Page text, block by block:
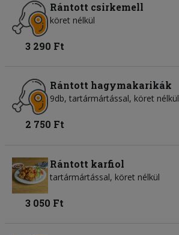
Rántott csirkemell
köret nélkül
3 290 Ft
Rántott hagymakarikák
9db, tartármártással, köret nélkül
2 750 Ft
Rántott karfiol
tartármártással, köret nélkül
3 050 Ft